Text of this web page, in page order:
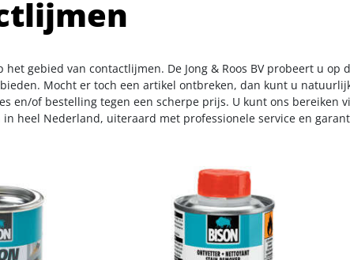
het gebied van contactlijmen. De Jong & Roos BV probeert u op
Mocht er toch een artikel ontbreken, dan kunt u
en/of bestelling tegen een scherpe prijs. U kunt ons bereiken
in heel Nederland, uiteraard met professionele service en